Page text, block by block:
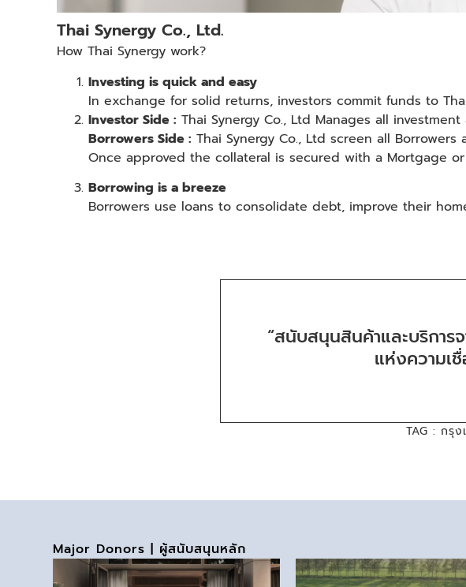
Thai Synergy Co., Ltd.
How Thai Synergy work?
Investing is quick and easy
In exchange for solid returns, investors commit funds to
Investor Side : Thai Synergy Co., Ltd Manages all
Borrowers Side : Thai Synergy Co., Ltd screen all
Once approved the collateral is secured with a Mortgage
Borrowing is a breeze
Borrowers use loans to consolidate debt, improve their
“สนับสนุนสินค้าและบริกา
แห่งความเ
TAG : กรุง
Major Donors | ผู้สนับสนุนหลัก